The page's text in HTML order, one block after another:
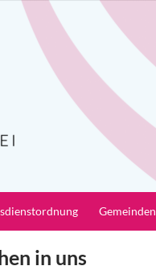
Gemeinden
in uns